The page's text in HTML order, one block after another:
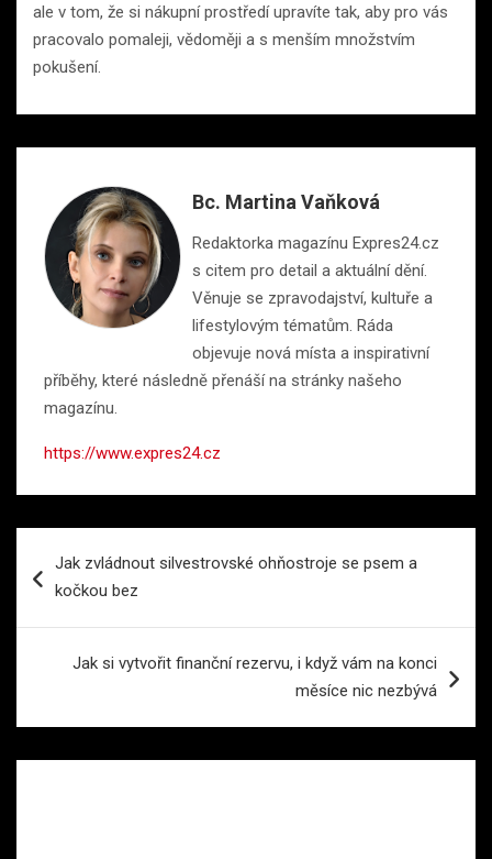
ale v tom, že si nákupní prostředí upravíte tak, aby pro vás
pracovalo pomaleji, vědoměji a s menším množstvím
pokušení.
Bc. Martina Vaňková
Redaktorka magazínu Expres24.cz
s citem pro detail a aktuální dění.
Věnuje se zpravodajství, kultuře a
lifestylovým tématům. Ráda
objevuje nová místa a inspirativní
příběhy, které následně přenáší na stránky našeho
magazínu.
https://www.expres24.cz
proJak zvládnout silvestrovské ohňostroje se psem a
kočkou bez
Jak si vytvořit finanční rezervu, i když vám na konci
měsíce nic nezbývá